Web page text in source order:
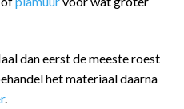
dan eerst de meeste roest
het materiaal daarna
.